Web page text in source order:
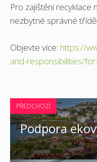
Pro zajištění recyklace
nezbytné správné
Objevte více: https://
and-responsibilities/
PŘEDCHOZÍ
Podpora